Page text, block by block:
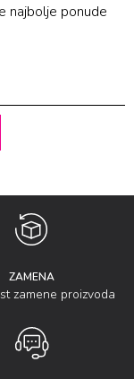
najbolje ponude
ZAMENA
zamene proizvoda